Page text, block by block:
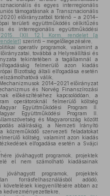
és egyes interregionális
támogatásnak a Transznacionális
előirányzatból történő – a 2014–
területi együttműködés célkitűzés
és interregionális együttműködési
2015. (XII. 12.) Korm. rendelet [a
szerinti – megelőlegezésére,
operatív programok, valamint a
továbbá a Helyreállítási és
tekintetében a tagállamnál a
felmerülő azon kiadás
Bizottság általi elfogadása esetén
válik,
2014–2021 előirányzat
és Norvég Finanszírozási
előkészítéséhez kapcsolódóan, a
operátoroknál felmerülő költség
Együttműködési Program II.
Együttműködési Program II.
és Magyarország között
aláírásáig, a Nemzeti Irányító
közreműködő szervezeti feladatokat
költség, valamint azon kiadás
elfogadása esetén a Svájci
jóváhagyott programok, projektek
el nem számolható kiadásainak
programok, projektek
forrásfelhasználásból adódó,
követelések kiegyenlítésére abban az
kedvezményezettekre,